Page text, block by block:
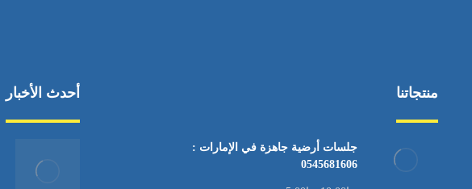
منتجاتنا
جلسات أرضية جاهزة في الإمارات :
0545681606
أحدث الأخبار